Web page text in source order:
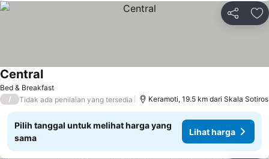
Bagikan
Bed & Breakfast
CentralLihat harga
/ Tidak ada penilaian yang tersedia Keramoti, 19.5 km dari Skala Sotiros
Pilih tanggal untuk melihat harga yang
sama
Lihat harga